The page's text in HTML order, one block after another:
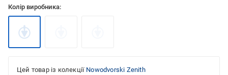
Колір виробника:
Цей товар із колекції Nowodvorski Zenith